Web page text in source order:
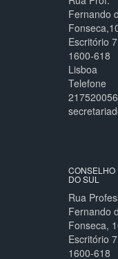
Fernando
Escritório 7
1600-618
Lisboa
Telefone
217520056
CONSELHO
DO SUL
Rua
Fernando
Fonseca,
Escritório 7
1600-618